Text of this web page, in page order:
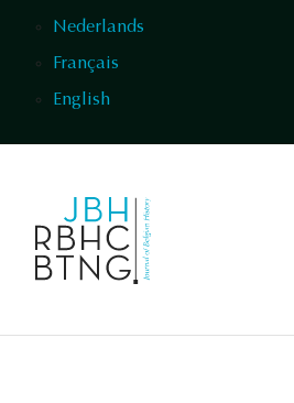
Nederlands
Français
English